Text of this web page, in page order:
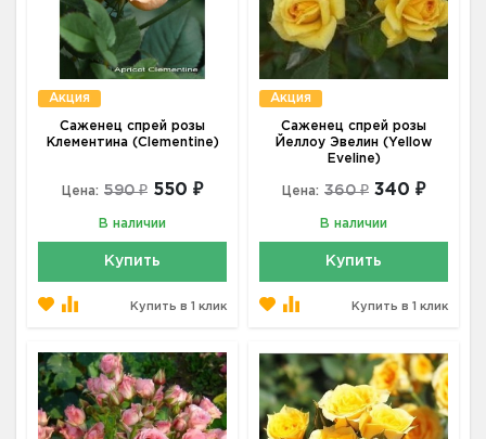
Акция
Саженец спрей розы
Клементина (Clementine)
Цена: 590 ₽ 550 ₽
В наличии
Купить
Купить в 1 клик
Акция
Саженец спрей розы
Йеллоу Эвелин (Yellow
Eveline)
Цена: 360 ₽ 340 ₽
В наличии
Купить
Купить в 1 клик